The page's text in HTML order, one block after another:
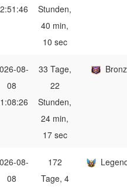
Stunden,
40 min,
10 sec
08-
08
33 Tage,
22
Stunden,
24 min,
17 sec
08-
08
172
Tage, 4